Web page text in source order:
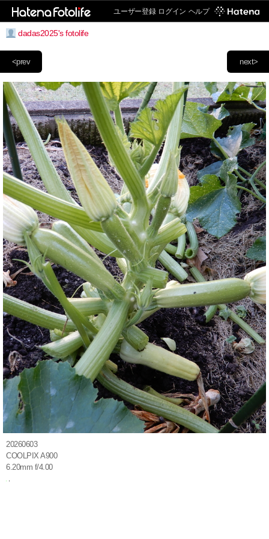
ユーザー登録 ログイン ヘルプ
dadas2025's fotolife
next>
<prev
20260603
COOLPIX A900
6.20mm f/4.00